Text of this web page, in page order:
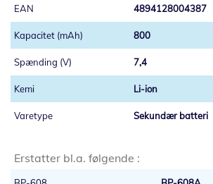
4894128004387
800
7,4
Li-ion
Sekundær batteri
Erstatter bl.a. følgende :